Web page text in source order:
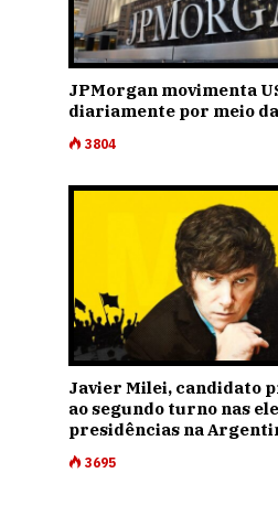
JPMorgan movimenta
diariamente por meio
3804
Javier Milei, candidato
ao segundo turno nas
presidências na
3695